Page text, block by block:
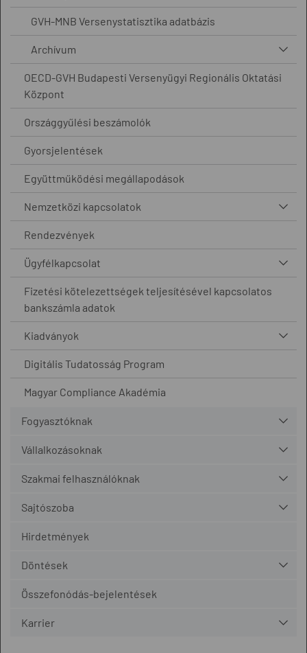
GVH-MNB Versenystatisztika adatbázis
Archívum
OECD-GVH Budapesti Versenyügyi Regionális Oktatási
Központ
Országgyűlési beszámolók
Gyorsjelentések
Együttműködési megállapodások
Nemzetközi kapcsolatok
Rendezvények
Ügyfélkapcsolat
Fizetési kötelezettségek teljesítésével kapcsolatos
bankszámla adatok
Kiadványok
Digitális Tudatosság Program
Magyar Compliance Akadémia
Fogyasztóknak
Vállalkozásoknak
Szakmai felhasználóknak
Sajtószoba
Hirdetmények
Döntések
Összefonódás-bejelentések
Karrier